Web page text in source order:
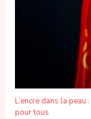
L’encre dans la
pour tous